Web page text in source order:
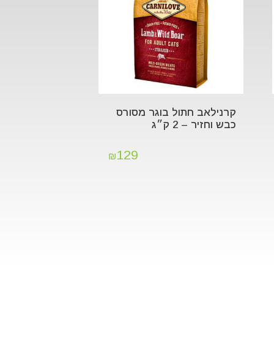
קרנילאב חתול בוגר מסורס
כבש וחזיר – 2 ק״ג
₪129